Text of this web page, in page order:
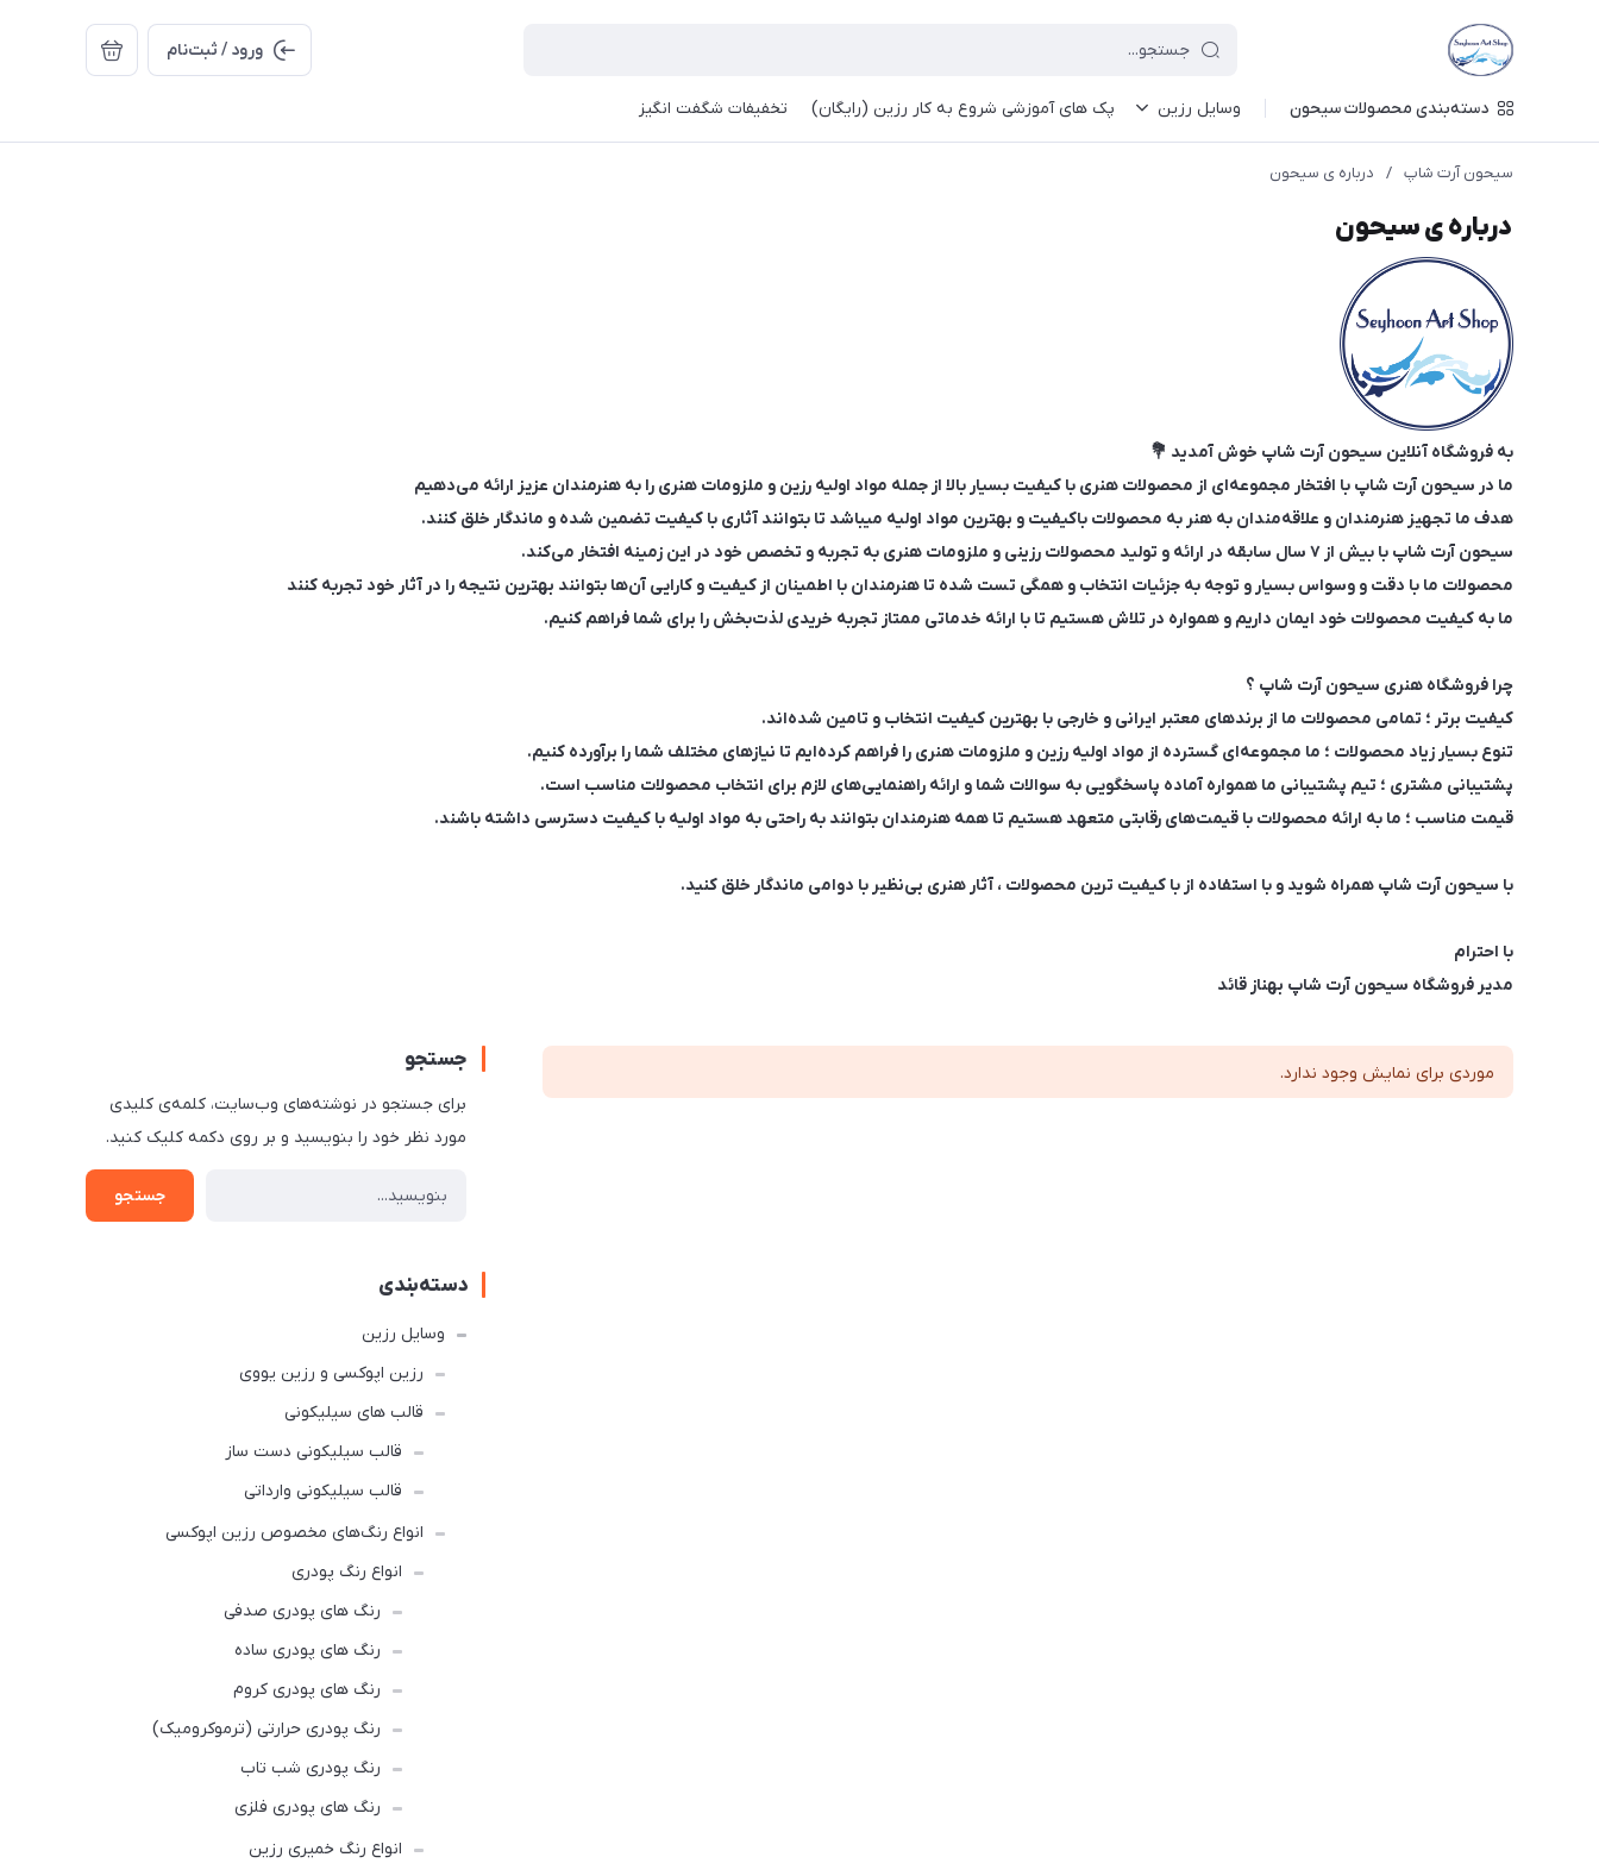
ورود / ثبت‌نام
دسته‌بندی محصولات سیحون وسایل رزین پک های آموزشی شروع به کار رزین (رایگان) تخفیفات شگفت انگیز
سیحون آرت شاپ / درباره ی سیحون
درباره ی سیحون
به فروشگاه آنلاین سیحون آرت شاپ خوش آمدید 💐
ما در سیحون آرت شاپ با افتخار مجموعه‌ای از محصولات هنری با کیفیت بسیار بالا از جمله مواد اولیه رزین و ملزومات هنری را به هنرمندان عزیز ارائه می‌دهیم
هدف ما تجهیز هنرمندان و علاقه‌مندان به هنر به محصولات باکیفیت و بهترین مواد اولیه میباشد تا بتوانند آثاری با کیفیت تضمین شده و ماندگار خلق کنند.
سیحون آرت شاپ با بیش از ۷ سال سابقه در ارائه و تولید محصولات رزینی و ملزومات هنری به تجربه و تخصص خود در این زمینه افتخار می‌کند.
محصولات ما با دقت و وسواس بسیار و توجه به جزئیات انتخاب و همگی تست شده‌ تا هنرمندان با اطمینان از کیفیت و کارایی آن‌ها بتوانند بهترین نتیجه را در آثار خود تجربه کنند
ما به کیفیت محصولات خود ایمان داریم و همواره در تلاش هستیم تا با ارائه خدماتی ممتاز تجربه خریدی لذت‌بخش را برای شما فراهم کنیم.
چرا فروشگاه هنری سیحون آرت شاپ ؟
کیفیت برتر ؛ تمامی محصولات ما از برندهای معتبر ایرانی و خارجی با بهترین کیفیت انتخاب و تامین شده‌اند.
تنوع بسیار زیاد محصولات ؛ ما مجموعه‌ای گسترده از مواد اولیه رزین و ملزومات هنری را فراهم کرده‌ایم تا نیازهای مختلف شما را برآورده کنیم.
پشتیبانی مشتری ؛ تیم پشتیبانی ما همواره آماده پاسخگویی به سوالات شما و ارائه راهنمایی‌های لازم برای انتخاب محصولات مناسب است.
قیمت مناسب ؛ ما به ارائه محصولات با قیمت‌های رقابتی متعهد هستیم تا همه هنرمندان بتوانند به راحتی به مواد اولیه با کیفیت دسترسی داشته باشند.
با سیحون آرت شاپ همراه شوید و با استفاده از با کیفیت ترین محصولات ، آثار هنری بی‌نظیر با دوامی ماندگار خلق کنید.
با احترام
مدیر فروشگاه سیحون آرت شاپ بهناز قائد
موردی برای نمایش وجود ندارد.
جستجو
برای جستجو در نوشته‌های وب‌سایت، کلمه‌ی کلیدی
مورد نظر خود را بنویسید و بر روی دکمه کلیک کنید.
جستجو
دسته‌بندی
وسایل رزین
رزین اپوکسی و رزین یووی
قالب های سیلیکونی
قالب سیلیکونی دست ساز
قالب سیلیکونی وارداتی
انواع رنگ‌های مخصوص رزین اپوکسی
انواع رنگ پودری
رنگ‌ های پودری صدفی
رنگ‌ های پودری ساده
رنگ های پودری کروم
رنگ پودری حرارتی (ترموکرومیک)
رنگ پودری شب تاب
رنگ های پودری فلزی
انواع رنگ‌ خمیری رزین